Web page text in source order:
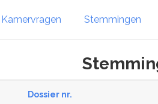
Kamervragen Stemmingen
Dossier nr.